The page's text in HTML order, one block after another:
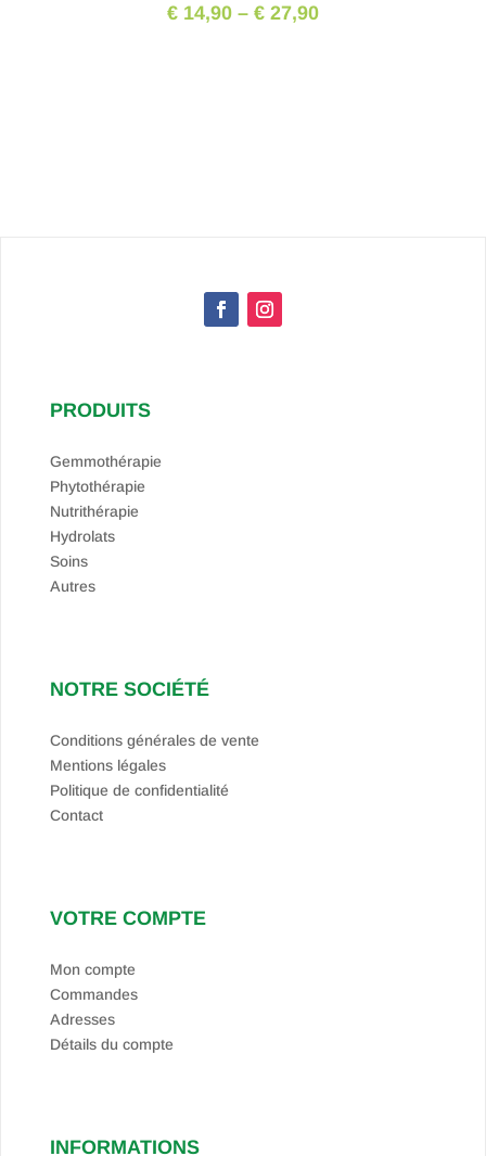
€ 14,90– € 27,90
PRODUITS
Gemmothérapie
Phytothérapie
Nutrithérapie
Hydrolats
Soins
Autres
NOTRE SOCIÉTÉ
Conditions générales de vente
Mentions légales
Politique de confidentialité
Contact
VOTRE COMPTE
Mon compte
Commandes
Adresses
Détails du compte
INFORMATIONS